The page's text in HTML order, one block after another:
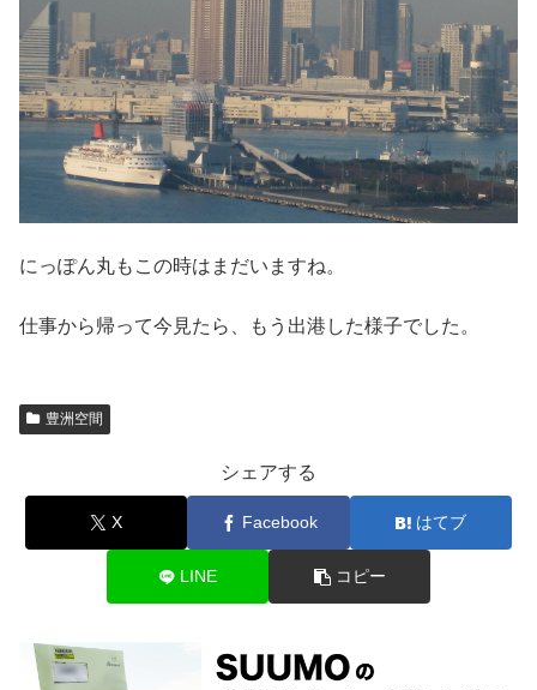
にっぽん丸もこの時はまだいますね。
仕事から帰って今見たら、もう出港した様子でした。
豊洲空間
シェアする
X Facebook はてブ
LINE コピー